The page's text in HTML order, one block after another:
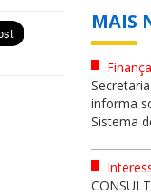
MAIS
informa
Sistema